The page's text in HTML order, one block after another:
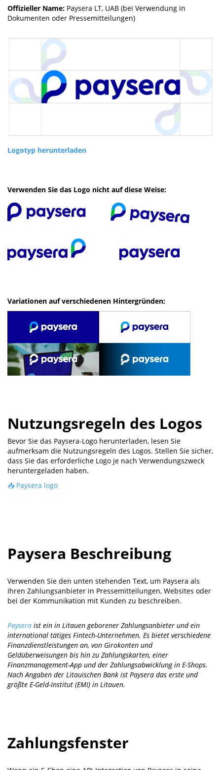
Offizieller Name: Paysera LT, UAB (bei Verwendung in
Dokumenten oder Pressemitteilungen)
Logotyp herunterladen
Verwenden Sie das Logo nicht auf diese Weise:
Variationen auf verschiedenen Hintergründen:
Nutzungsregeln des Logos
Bevor Sie das Paysera-Logo herunterladen, lesen Sie
aufmerksam die Nutzungsregeln des Logos. Stellen Sie sicher,
dass Sie das erforderliche Logo je nach Verwendungszweck
heruntergeladen haben.
📥 Paysera logo
Paysera Beschreibung
Verwenden Sie den unten stehenden Text, um Paysera als
Ihren Zahlungsanbieter in Pressemitteilungen, Websites oder
bei der Kommunikation mit Kunden zu beschreiben.
Paysera ist ein in Litauen geborener Zahlungsanbieter und ein
international tätiges Fintech-Unternehmen. Es bietet verschiedene
Finanzdienstleistungen an, von Girokonten und
Geldüberweisungen bis hin zu Zahlungskarten, einer
Finanzmanagement-App und der Zahlungsabwicklung in E-Shops.
Nach Angaben der Litauischen Bank ist Paysera das erste und
größte E-Geld-Institut (EMI) in Litauen.
Zahlungsfenster